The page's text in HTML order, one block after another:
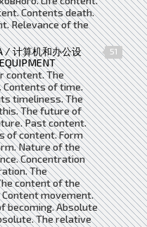
Contents death.
Relevance of the
算机和办公设
51
content. The
of time.
timeliness. The
The future of
Past content.
of content. Form
Nature of the
Concentration
The
content of the
movement.
becoming. Absolute
The relative